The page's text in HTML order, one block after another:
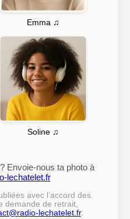
Emma ♫
Soline ♫
Envoie-nous ta photo à
lechatelet.fr
avec l’accord des
demande de retrait,
lechatelet.fr.